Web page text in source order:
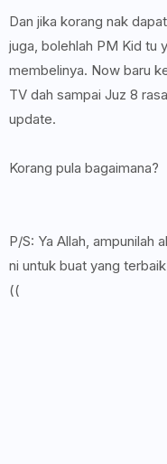
Dan jika korang nak
juga, bolehlah PM Kid tu
membelinya. Now baru
TV dah sampai Juz 8
update.
Korang pula bagaimana?
P/S: Ya Allah, ampunilah
ni untuk buat yang
((